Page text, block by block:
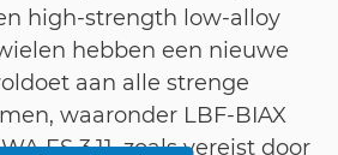
high-strength low-alloy
hebben een nieuwe
aan alle strenge
waaronder LBF-BIAX
ES 3.11, zoals vereist door